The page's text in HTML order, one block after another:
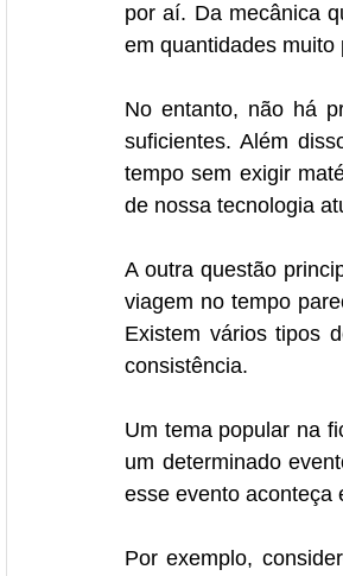
por aí. Da mecânica
em quantidades
No entanto, não há
suficientes. Além
tempo sem exigir
de nossa tecnologia
A outra questão
viagem no tempo
Existem vários tipos
consistência.
Um tema popular na
um determinado
esse evento aconteça
Por exemplo,